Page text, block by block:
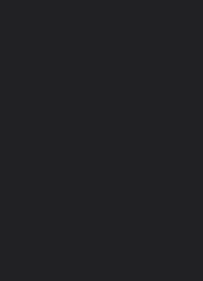
Forum de discussions
aujourd'hui la communauté
amoureux de cette race